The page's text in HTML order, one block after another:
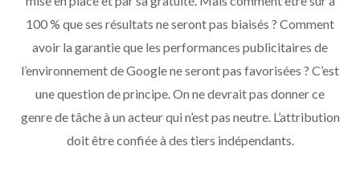
100 % que ses résultats ne seront pas biaisés ? Comment
avoir la garantie que les performances publicitaires de
l’environnement de Google ne seront pas favorisées ? C’est
une question de principe. On ne devrait pas donner ce
genre de tâche à un acteur qui n’est pas neutre. L’attribution
doit être confiée à des tiers indépendants.